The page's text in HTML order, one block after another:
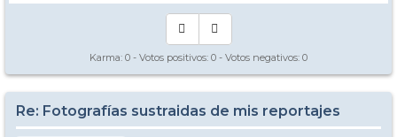
Karma: 0 - Votos positivos: 0 - Votos negativos: 0
Re: Fotografías sustraidas de mis reportajes